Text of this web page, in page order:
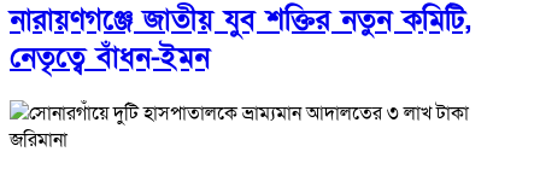
নারায়ণগঞ্জে জাতীয় যুব শক্তির নতুন কমিটি,
নেতৃত্বে বাঁধন-ইমন